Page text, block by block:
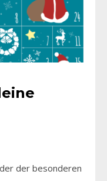
der besonderen